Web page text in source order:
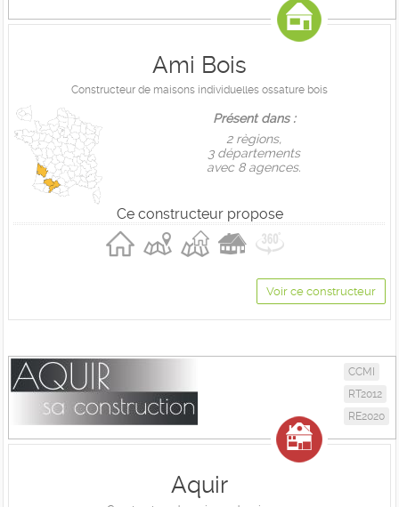
Ami Bois
Constructeur de maisons individuelles ossature bois
Présent dans :
2 règions,
3 départements
avec 8 agences.
Ce constructeur propose
Voir ce constructeur
CCMI
RT2012
RE2020
Aquir